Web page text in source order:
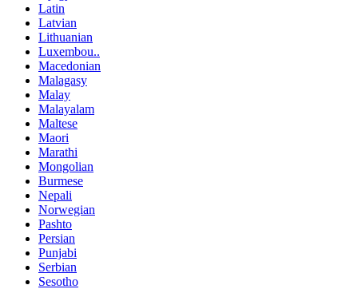
Latin
Latvian
Lithuanian
Luxembou..
Macedonian
Malagasy
Malay
Malayalam
Maltese
Maori
Marathi
Mongolian
Burmese
Nepali
Norwegian
Pashto
Persian
Punjabi
Serbian
Sesotho